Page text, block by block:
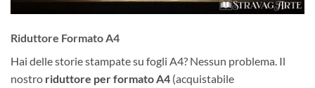
Riduttore Formato A4
Hai delle storie stampate su fogli A4? Nessun problema. Il
nostro riduttore per formato A4 (acquistabile